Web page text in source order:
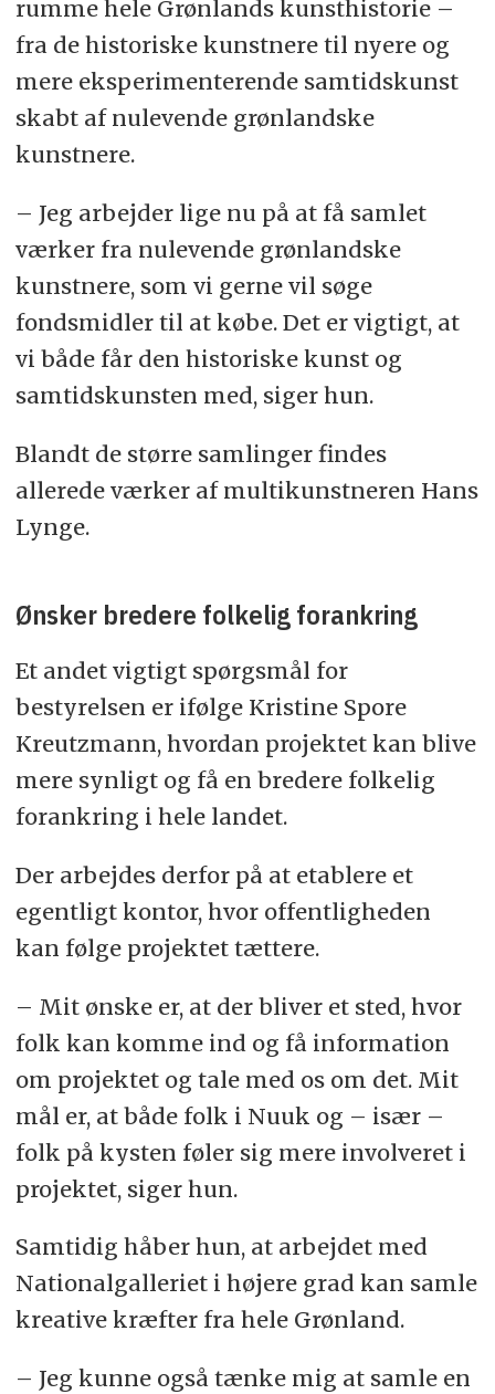
rumme hele Grønlands kunsthistorie –
fra de historiske kunstnere til nyere og
mere eksperimenterende samtidskunst
skabt af nulevende grønlandske
kunstnere.
– Jeg arbejder lige nu på at få samlet
værker fra nulevende grønlandske
kunstnere, som vi gerne vil søge
fondsmidler til at købe. Det er vigtigt, at
vi både får den historiske kunst og
samtidskunsten med, siger hun.
Blandt de større samlinger findes
allerede værker af multikunstneren Hans
Lynge.
Ønsker bredere folkelig forankring
Et andet vigtigt spørgsmål for
bestyrelsen er ifølge Kristine Spore
Kreutzmann, hvordan projektet kan blive
mere synligt og få en bredere folkelig
forankring i hele landet.
Der arbejdes derfor på at etablere et
egentligt kontor, hvor offentligheden
kan følge projektet tættere.
– Mit ønske er, at der bliver et sted, hvor
folk kan komme ind og få information
om projektet og tale med os om det. Mit
mål er, at både folk i Nuuk og – især –
folk på kysten føler sig mere involveret i
projektet, siger hun.
Samtidig håber hun, at arbejdet med
Nationalgalleriet i højere grad kan samle
kreative kræfter fra hele Grønland.
– Jeg kunne også tænke mig at samle en